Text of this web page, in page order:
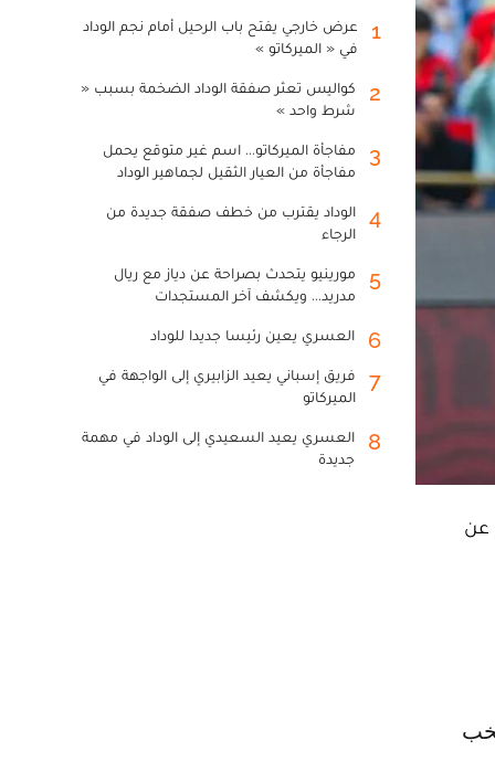
عن
1
عرض خارجي يفتح باب الرحيل أمام نجم الوداد
في « الميركاتو »
2
كواليس تعثر صفقة الوداد الضخمة بسبب «
شرط واحد »
3
مفاجأة الميركاتو... اسم غير متوقع يحمل
مفاجأة من العيار الثقيل لجماهير الوداد
4
الوداد يقترب من خطف صفقة جديدة من
الرجاء
5
مورينيو يتحدث بصراحة عن دياز مع ريال
مدريد... ويكشف آخر المستجدات
6 العسري يعين رئيسا جديدا للوداد
7
فريق إسباني يعيد الزابيري إلى الواجهة في
الميركاتو
8
العسري يعيد السعيدي إلى الوداد في مهمة
جديدة